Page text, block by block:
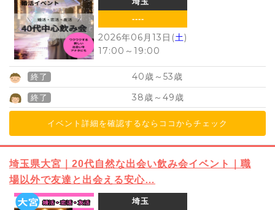
----
2026年06月13日(土)
17:00 ～ 19:00
終了 40歳～ 53歳
終了 38歳～ 49歳
イベント詳細を確認するならココからチェック
埼玉県大宮｜20代自然な出会い飲み会イベント｜職
場以外で友達と出会える安心…
埼玉